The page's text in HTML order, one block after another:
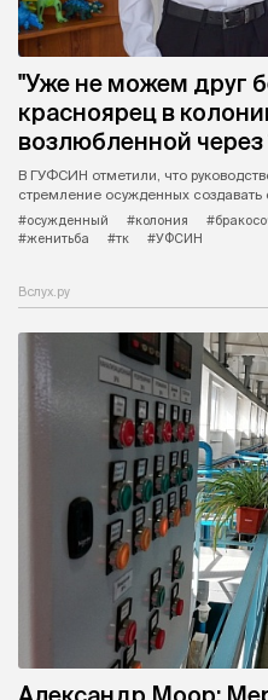
"Уже не можем друг
красноярец в
возлюбленной через
В ГУФСИН отметили, что
стремление осужденных создавать
#осужденный
#колония
#женитьба
#тк #УФСИН
Вслух.ру